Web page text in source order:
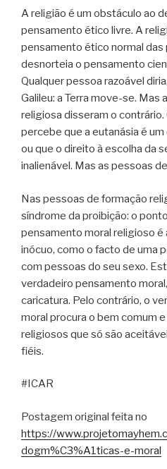
A religião é um obstáculo ao
pensamento ético livre. A
pensamento ético normal das
desnorteia o pensamento
Qualquer pessoa razoável
Galileu: a Terra move-se. Mas
religiosa disseram o
percebe que a eutanásia é
ou que o direito à escolha da
inalienável. Mas as pessoas
Nas pessoas de formação
síndrome da proibição: o
pensamento moral religioso é
inócuo, como o facto de uma
com pessoas do seu sexo.
verdadeiro pensamento
caricatura. Pelo contrário, o
moral procura o bem comum
religiosos que só são
fiéis.
#ICAR
Postagem original feita no
https://
dogm%C3%A1ticas-e-moral